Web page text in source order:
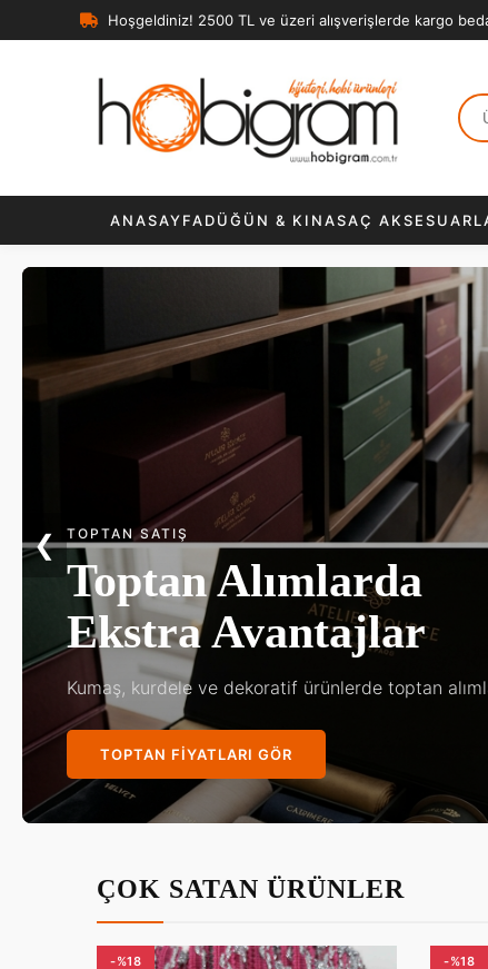
Hoşgeldiniz! 2500 TL ve üzeri alışverişlerde kargo
ANASAYFADÜĞÜN & KINASAÇ
KINA & DÜĞÜN
Göz Kamaştıran
Gelin Aksesuarları
En özel gününüz için en zarif tasarımlar Kalif
KOLEKSIYONU KEŞFET
❮
ÇOK SATAN ÜRÜNLER
-%18 -%18